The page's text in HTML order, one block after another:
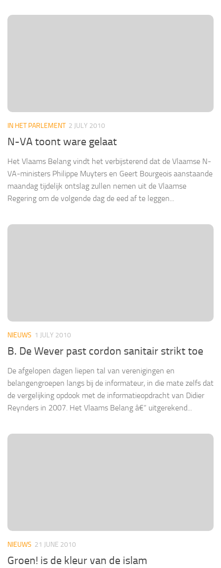
IN HET PARLEMENT 2 JULY 2010
N-VA toont ware gelaat
Het Vlaams Belang vindt het verbijsterend dat de Vlaamse N-
VA-ministers Philippe Muyters en Geert Bourgeois aanstaande
maandag tijdelijk ontslag zullen nemen uit de Vlaamse
Regering om de volgende dag de eed af te leggen...
NIEUWS 1 JULY 2010
B. De Wever past cordon sanitair strikt toe
De afgelopen dagen liepen tal van verenigingen en
belangengroepen langs bij de informateur, in die mate zelfs dat
de vergelijking opdook met de informatieopdracht van Didier
Reynders in 2007. Het Vlaams Belang â€“ uitgerekend...
NIEUWS 21 JUNE 2010
Groen! is de kleur van de islam